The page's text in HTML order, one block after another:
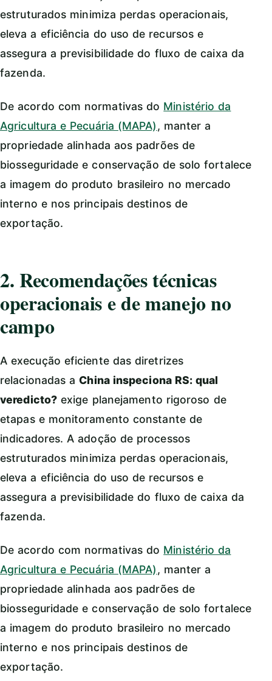
estruturados minimiza perdas operacionais,
eleva a eficiência do uso de recursos e
assegura a previsibilidade do fluxo de caixa da
fazenda.
De acordo com normativas do Ministério da
Agricultura e Pecuária (MAPA), manter a
propriedade alinhada aos padrões de
biosseguridade e conservação de solo fortalece
a imagem do produto brasileiro no mercado
interno e nos principais destinos de
exportação.
2. Recomendações técnicas
operacionais e de manejo no
campo
A execução eficiente das diretrizes
relacionadas aChina inspeciona RS: qual
veredicto? exige planejamento rigoroso de
etapas e monitoramento constante de
indicadores. A adoção de processos
estruturados minimiza perdas operacionais,
eleva a eficiência do uso de recursos e
assegura a previsibilidade do fluxo de caixa da
fazenda.
De acordo com normativas do Ministério da
Agricultura e Pecuária (MAPA), manter a
propriedade alinhada aos padrões de
biosseguridade e conservação de solo fortalece
a imagem do produto brasileiro no mercado
interno e nos principais destinos de
exportação.